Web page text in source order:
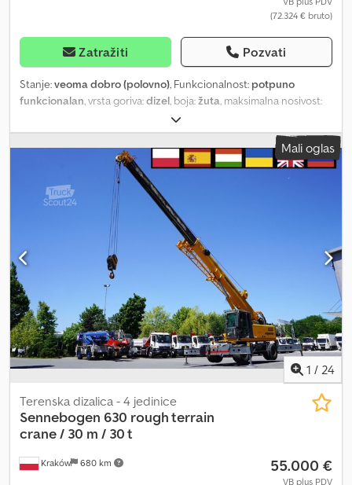
(72.324 € bruto)
Zatražiti Pozvati
Stanje:veoma dobro (polovno), Funkcionalnost: potpuno
funkcionalan, vrsta goriva:dizel, boja:žuta, maksimalna nosivost:
2007
kabina, Terenski kran Sennebogen 630 / Domet 30 m / Nosivost
30 t / 3 komada 8000 radnih sati Godina proizvodnje 2007. Domet
30 metara Maksimalna nosivost 30 tona Deutz motor Sistem protiv
blokiranja kukom Blok za kuku sa 5 rolera Dodatna ruka 7,5 m
Automatski menjač Tehničko i vizuelno stanje je odlično.
Dostupne su 3 slične mašine. Dkjdpfx Apszrf Eyo Eor
Mali oglas
1 / 24
Kraków 680 km
Terenska dizalica - 4 jedinice
Sennebogen 630 rough terrain
crane / 30 m / 30 t
55.000 €
VB plus PDV